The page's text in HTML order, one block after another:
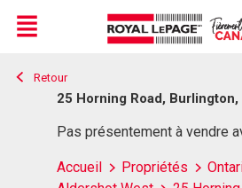
Live
En Direct
Menu
Retour
25 Horning Road, Burlington,
Pas présentement à vendre
Accueil Propriétés